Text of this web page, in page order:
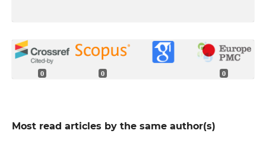
0 0 0
Most read articles by the same author(s)